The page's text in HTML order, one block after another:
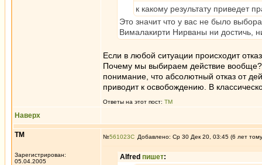
к какому результату приведет
Это значит что у вас не было
Вималакирти Нирваны ни достичь,
Если в любой ситуации происходит
Почему мы выбираем действие вообще?
понимание, что абсолютный отказ от
приводит к освобождению. В
Ответы на этот пост: ТМ
Наверх
ТМ
Зарегистрирован:
05.04.2005
№561023 Добавлено: Ср 30 Дек 20, 03:45 (6 лет
Alfred пишет: